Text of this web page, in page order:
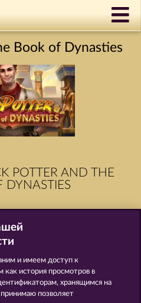
Book of Dynasties
AND THE
DYNASTIES
6 LUCKY PHARAOH WILD
и имеем доступ к
история просмотров в
хранящимся на
позволяет